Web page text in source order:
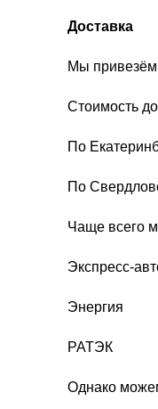
Доставка
Мы привезём
Стоимость
По
По
Чаще всего
Экспресс-
Энергия
РАТЭК
Однако